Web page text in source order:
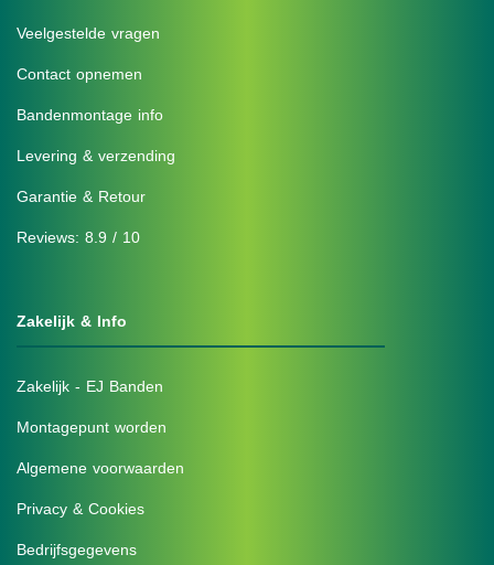
Veelgestelde vragen
Contact opnemen
Bandenmontage info
Levering & verzending
Garantie & Retour
Reviews: 8.9 / 10
Zakelijk & Info
Zakelijk - EJ Banden
Montagepunt worden
Algemene voorwaarden
Privacy & Cookies
Bedrijfsgegevens